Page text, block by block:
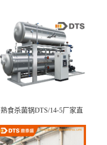
熟食杀菌锅DTS/14-5厂家直